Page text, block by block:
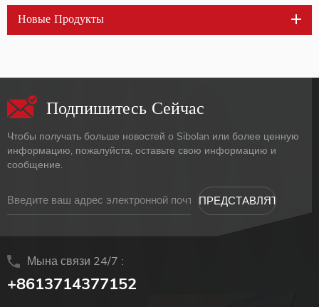
Новые Продукты
Подпишитесь Сейчас
Чтобы получать больше новостей о Sibolan или более ценную
информацию, пожалуйста, оставьте свою информацию и
сообщение.
Мына связи 24/7 :
+8613714377152